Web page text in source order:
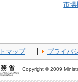
市
マップ プライバ
Copyright © 2009